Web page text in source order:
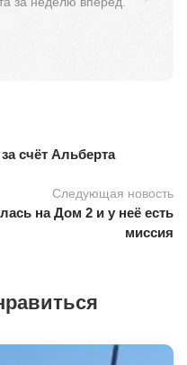
счёт Альберта
Следующая новость
на Дом 2 и у неё есть
миссия